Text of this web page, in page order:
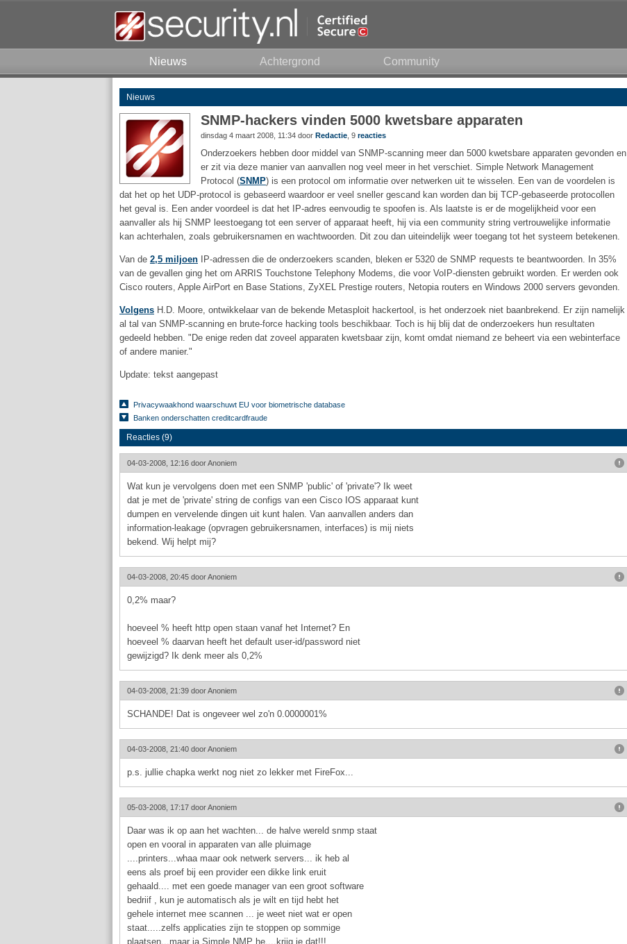
Nieuws Achtergrond Community
Nieuws
SNMP-hackers vinden 5000 kwetsbare apparaten
dinsdag 4 maart 2008, 11:34 door Redactie , 9 reacties
Onderzoekers hebben door middel van SNMP-scanning meer dan 5000 kwetsbare apparaten gevonden en
er zit via deze manier van aanvallen nog veel meer in het verschiet. Simple Network Management
Protocol (SNMP) is een protocol om informatie over netwerken uit te wisselen. Een van de voordelen is
dat het op het UDP-protocol is gebaseerd waardoor er veel sneller gescand kan worden dan bij TCP-gebaseerde protocollen
het geval is. Een ander voordeel is dat het IP-adres eenvoudig te spoofen is. Als laatste is er de mogelijkheid voor een
aanvaller als hij SNMP leestoegang tot een server of apparaat heeft, hij via een community string vertrouwelijke informatie
kan achterhalen, zoals gebruikersnamen en wachtwoorden. Dit zou dan uiteindelijk weer toegang tot het systeem betekenen.
Van de 2,5 miljoen IP-adressen die de onderzoekers scanden, bleken er 5320 de SNMP requests te beantwoorden. In 35%
van de gevallen ging het om ARRIS Touchstone Telephony Modems, die voor VoIP-diensten gebruikt worden. Er werden ook
Cisco routers, Apple AirPort en Base Stations, ZyXEL Prestige routers, Netopia routers en Windows 2000 servers gevonden.
Volgens H.D. Moore, ontwikkelaar van de bekende Metasploit hackertool, is het onderzoek niet baanbrekend. Er zijn namelijk
al tal van SNMP-scanning en brute-force hacking tools beschikbaar. Toch is hij blij dat de onderzoekers hun resultaten
gedeeld hebben. "De enige reden dat zoveel apparaten kwetsbaar zijn, komt omdat niemand ze beheert via een webinterface
of andere manier."
Update: tekst aangepast
Privacywaakhond waarschuwt EU voor biometrische database
Banken onderschatten creditcardfraude
Reacties (9)
04-03-2008, 12:16 doorAnoniem
Wat kun je vervolgens doen met een SNMP 'public' of 'private'? Ik weet
dat je met de 'private' string de configs van een Cisco IOS apparaat kunt
dumpen en vervelende dingen uit kunt halen. Van aanvallen anders dan
information-leakage (opvragen gebruikersnamen, interfaces) is mij niets
bekend. Wij helpt mij?
04-03-2008, 20:45 doorAnoniem
0,2% maar?
hoeveel % heeft http open staan vanaf het Internet? En
hoeveel % daarvan heeft het default user-id/password niet
gewijzigd? Ik denk meer als 0,2%
04-03-2008, 21:39 doorAnoniem
SCHANDE! Dat is ongeveer wel zo'n 0.0000001%
04-03-2008, 21:40 doorAnoniem
p.s. jullie chapka werkt nog niet zo lekker met FireFox...
05-03-2008, 17:17 doorAnoniem
Daar was ik op aan het wachten... de halve wereld snmp staat
open en vooral in apparaten van alle pluimage
....printers...whaa maar ook netwerk servers... ik heb al
eens als proef bij een provider een dikke link eruit
gehaald.... met een goede manager van een groot software
bedriif , kun je automatisch als je wilt en tijd hebt het
gehele internet mee scannen ... je weet niet wat er open
staat.....zelfs applicaties zijn te stoppen op sommige
plaatsen...maar ja Simple NMP he....krijg je dat!!!